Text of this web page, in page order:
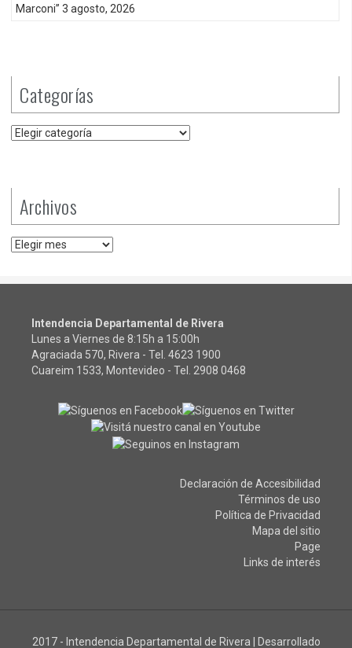
Marconi” 3 agosto, 2026
Categorías
Categorías
Archivos
Archivos
Intendencia Departamental de Rivera
Lunes a Viernes de 8:15h a 15:00h
Agraciada 570, Rivera - Tel. 4623 1900
Cuareim 1533, Montevideo - Tel. 2908 0468
Declaración de Accesibilidad
Términos de uso
Política de Privacidad
Mapa del sitio
Page
Links de interés
2017 - Intendencia Departamental de Rivera Desarrollado